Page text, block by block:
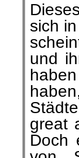
sich
und
great
Doch